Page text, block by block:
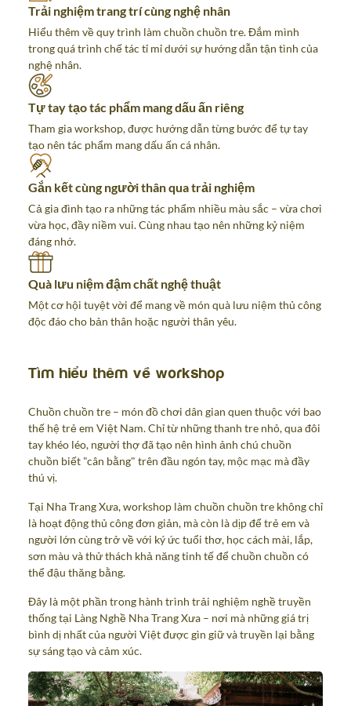
Trải nghiệm trang trí cùng nghệ nhân
Hiểu thêm về quy trình làm chuồn chuồn tre. Đắm mình
trong quá trình chế tác tỉ mỉ dưới sự hướng dẫn tận tình của
nghệ nhân.
Tự tay tạo tác phẩm mang dấu ấn riêng
Tham gia workshop, được hướng dẫn từng bước để tự tay
tạo nên tác phẩm mang dấu ấn cá nhân.
Gắn kết cùng người thân qua trải nghiệm
Cả gia đình tạo ra những tác phẩm nhiều màu sắc – vừa chơi
vừa học, đầy niềm vui. Cùng nhau tạo nên những kỷ niệm
đáng nhớ.
Quà lưu niệm đậm chất nghệ thuật
Một cơ hội tuyệt vời để mang về món quà lưu niệm thủ công
độc đáo cho bản thân hoặc người thân yêu.
Tìm hiểu thêm về workshop
Chuồn chuồn tre – món đồ chơi dân gian quen thuộc với bao
thế hệ trẻ em Việt Nam. Chỉ từ những thanh tre nhỏ, qua đôi
tay khéo léo, người thợ đã tạo nên hình ảnh chú chuồn
chuồn biết "cân bằng" trên đầu ngón tay, mộc mạc mà đầy
thú vị.
Tại Nha Trang Xưa, workshop làm chuồn chuồn tre không chỉ
là hoạt động thủ công đơn giản, mà còn là dịp để trẻ em và
người lớn cùng trở về với ký ức tuổi thơ, học cách mài, lắp,
sơn màu và thử thách khả năng tinh tế để chuồn chuồn có
thể đậu thăng bằng.
Đây là một phần trong hành trình trải nghiệm nghề truyền
thống tại Làng Nghề Nha Trang Xưa – nơi mà những giá trị
bình dị nhất của người Việt được gìn giữ và truyền lại bằng
sự sáng tạo và cảm xúc.